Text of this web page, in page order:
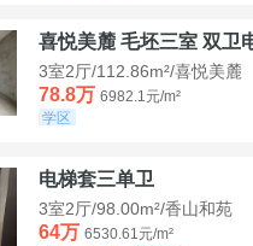
喜悦美麓 毛坯三室 双卫
3室2厅/112.86m²/喜悦美麓
78.8万 6982.1元/m²
学区
电梯套三单卫
3室2厅/98.00m²/香山和苑
64万 6530.61元/m²